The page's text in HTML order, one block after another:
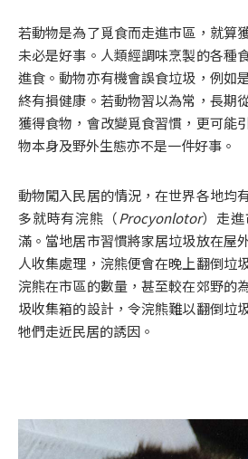
若動物是為了覓食而走進市區，就算
未必是好事。人類經調味烹製的各種
進食。動物亦有機會誤食垃圾，例如
終有損健康。若動物習以為常，長期
獲得食物，會改變覓食習慣，更可能
物本身及野外生態亦不是一件好事。
動物闖入民居的情況，在世界各地均
多就時有浣熊（Procyonlotor）走
滿。當地居市習慣將家居垃圾放在屋
人收集處理，浣熊便會在晚上翻倒垃
浣熊在市區的數量，甚至較在郊野的
圾收集箱的設計，令浣熊難以翻倒垃
牠們走近民居的誘因。